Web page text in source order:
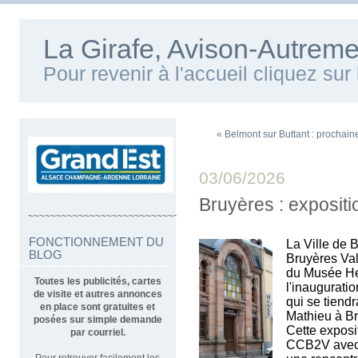
La Girafe, Avison-
Pour revenir à l'accueil cliquez sur
~~~~~~~~~~~~~~~~~~~~~~~~~~~~~~~~~~
FONCTIONNEMENT DU
BLOG
Toutes les publicités, cartes
de visite et autres annonces
en place sont gratuites et
posées sur simple demande
par courriel.
« Belmont sur Buttant :
03/06/2026
Bruyères :
La Ville de
Bruyères
du Musée
qui se
Mathieu à
Cette
CCB2V